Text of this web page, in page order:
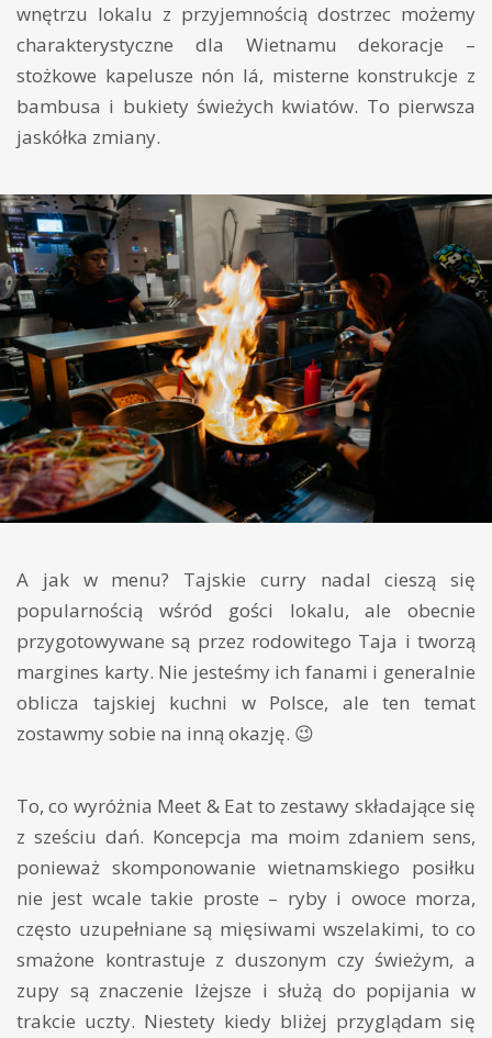
wnętrzu lokalu z przyjemnością dostrzec możemy
charakterystyczne dla Wietnamu dekoracje –
stożkowe kapelusze nón lá, misterne konstrukcje z
bambusa i bukiety świeżych kwiatów. To pierwsza
jaskółka zmiany.
A jak w menu? Tajskie curry nadal cieszą się
popularnością wśród gości lokalu, ale obecnie
przygotowywane są przez rodowitego Taja i tworzą
margines karty. Nie jesteśmy ich fanami i generalnie
oblicza tajskiej kuchni w Polsce, ale ten temat
zostawmy sobie na inną okazję. 😉
To, co wyróżnia Meet & Eat to zestawy składające się
z sześciu dań. Koncepcja ma moim zdaniem sens,
ponieważ skomponowanie wietnamskiego posiłku
nie jest wcale takie proste – ryby i owoce morza,
często uzupełniane są mięsiwami wszelakimi, to co
smażone kontrastuje z duszonym czy świeżym, a
zupy są znaczenie lżejsze i służą do popijania w
trakcie uczty. Niestety kiedy bliżej przyglądam się